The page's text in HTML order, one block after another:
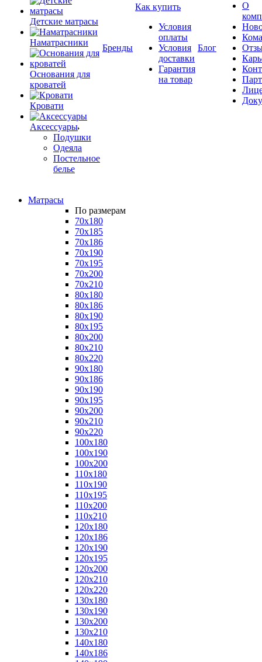
Детские матрасы
Наматрасники
Основания для
кроватей
Кровати
Аксессуары
Подушки
Одеяла
Постельное
белье
Бренды
Как купить
Условия
оплаты
Условия
доставки
Гарантия
на товар
Блог
О
Матрасы
По размерам
70x180
70x185
70x186
70x190
70x195
70x200
70x210
80x180
80x186
80x190
80x195
80x200
80x210
80x220
90x180
90x186
90x190
90x195
90x200
90x210
90x220
100x180
100x190
100x200
110x180
110x190
110x195
110x200
110x210
120x180
120x186
120x190
120x195
120x200
120x210
120x220
130x180
130x190
130x200
130x210
140x180
140x186